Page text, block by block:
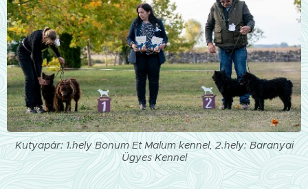
Kutyapár: 1.hely Bonum Et Malum kennel, 2.hely: Baranyai
Ügyes Kennel